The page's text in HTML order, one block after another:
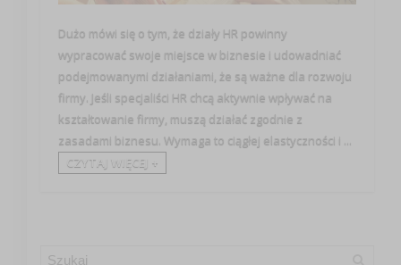
Dużo mówi się o tym, że działy HR powinny
wypracować swoje miejsce w biznesie i udowadniać
podejmowanymi działaniami, że są ważne dla rozwoju
firmy. Jeśli specjaliści HR chcą aktywnie wpływać na
kształtowanie firmy, muszą działać zgodnie z
zasadami biznesu. Wymaga to ciągłej elastyczności i ...
CZYTAJ WIĘCEJ +